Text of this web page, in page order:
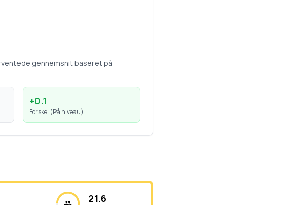
gennemsnit baseret på
+0.1
Forskel (På niveau)
21.6